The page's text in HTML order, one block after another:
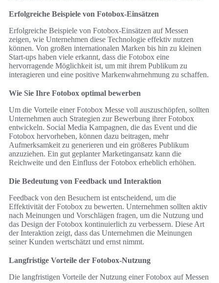
Erfolgreiche Beispiele von Fotobox-Einsätzen
Erfolgreiche Beispiele von Fotobox-Einsätzen auf Messen
zeigen, wie Unternehmen diese Technologie effektiv nutzen
können. Von großen internationalen Marken bis hin zu kleinen
Start-ups haben viele erkannt, dass die Fotobox eine
hervorragende Möglichkeit ist, um mit ihrem Publikum zu
interagieren und eine positive Markenwahrnehmung zu schaffen.
Wie Sie Ihre Fotobox optimal bewerben
Um die Vorteile einer Fotobox Messe voll auszuschöpfen, sollten
Unternehmen auch Strategien zur Bewerbung ihrer Fotobox
entwickeln. Social Media Kampagnen, die das Event und die
Fotobox hervorheben, können dazu beitragen, mehr
Aufmerksamkeit zu generieren und ein größeres Publikum
anzuziehen. Ein gut geplanter Marketingansatz kann die
Reichweite und den Einfluss der Fotobox erheblich erhöhen.
Die Bedeutung von Feedback und Interaktion
Feedback von den Besuchern ist entscheidend, um die
Effektivität der Fotobox zu bewerten. Unternehmen sollten aktiv
nach Meinungen und Vorschlägen fragen, um die Nutzung und
das Design der Fotobox kontinuierlich zu verbessern. Diese Art
der Interaktion zeigt, dass das Unternehmen die Meinungen
seiner Kunden wertschätzt und ernst nimmt.
Langfristige Vorteile der Fotobox-Nutzung
Die langfristigen Vorteile der Nutzung einer Fotobox auf Messen